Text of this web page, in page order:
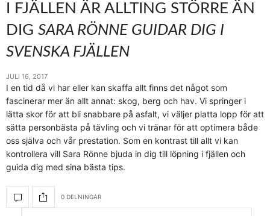
I FJÄLLEN ÄR ALLTING STÖRRE ÄN
DIG SARA RÖNNE GUIDAR DIG I
SVENSKA FJÄLLEN
JULI 16, 2017
I en tid då vi har eller kan skaffa allt finns det något som
fascinerar mer än allt annat: skog, berg och hav. Vi springer i
lätta skor för att bli snabbare på asfalt, vi väljer platta lopp för att
sätta personbästa på tävling och vi tränar för att optimera både
oss själva och vår prestation. Som en kontrast till allt vi kan
kontrollera vill Sara Rönne bjuda in dig till löpning i fjällen och
guida dig med sina bästa tips.
0 DELNINGAR